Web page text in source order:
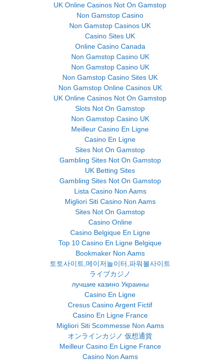
UK Online Casinos Not On Gamstop
Non Gamstop Casino
Non Gamstop Casinos UK
Casino Sites UK
Online Casino Canada
Non Gamstop Casino UK
Non Gamstop Casino UK
Non Gamstop Casino Sites UK
Non Gamstop Online Casinos UK
UK Online Casinos Not On Gamstop
Slots Not On Gamstop
Non Gamstop Casino UK
Meilleur Casino En Ligne
Casino En Ligne
Sites Not On Gamstop
Gambling Sites Not On Gamstop
UK Betting Sites
Gambling Sites Not On Gamstop
Lista Casino Non Aams
Migliori Siti Casino Non Aams
Sites Not On Gamstop
Casino Online
Casino Belgique En Ligne
Top 10 Casino En Ligne Belgique
Bookmaker Non Aams
토토사이트,메이저놀이터,파워볼사이트
ライブカジノ
лучшие казино Украины
Casino En Ligne
Cresus Casino Argent Fictif
Casino En Ligne France
Migliori Siti Scommesse Non Aams
オンラインカジノ 仮想通貨
Meilleur Casino En Ligne France
Casino Non Aams